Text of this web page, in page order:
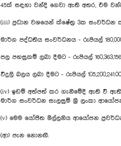
45ක් සඳහා ‍වන්දි ගෙවා ඇති අතර, එම
(iii) ප්‍රධාන වශයෙන් ක්ෂේත්‍ර 3ක සංවර්ධන
මාර්ග පද්ධතිය සංවර්ධනය - රුපියල්
ජල පහසුකම් ලබා දීමට - රුපියල්
විදුලි බලය ලබා දීමට - රුපියල් 105,200,241.00
(iv) ඉඩම් අත්පත් කර ගැනීමේදී ඇති වී ඇති
මාර්ග සංවර්ධන සැලසුම් ශ්‍රී ලංකා
(v) මෙම යෝජිත මිල්ලනිය ආයෝජන
(ආ) පැන නොනඟී.